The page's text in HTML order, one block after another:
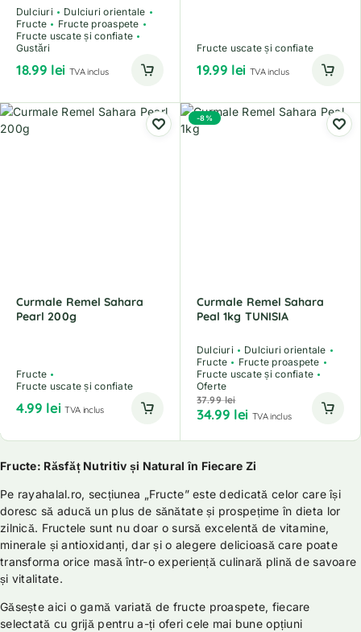
Dulciuri
Dulciuri orientale
Fructe
Fructe proaspete
Fructe uscate și confiate
Gustări
18.99 lei TVA inclus
Fructe uscate și confiate
19.99 lei TVA inclus
Curmale Remel Sahara
Pearl 200g
Fructe
Fructe uscate și confiate
4.99 lei TVA inclus
-8%
Curmale Remel Sahara
Peal 1kg TUNISIA
Dulciuri
Dulciuri orientale
Fructe
Fructe proaspete
Fructe uscate și confiate
Oferte
37.99lei
34.99 lei TVA inclus
Fructe: Răsfăț Nutritiv și Natural în Fiecare Zi
Pe rayahalal.ro, secțiunea „Fructe” este dedicată celor care își
doresc să aducă un plus de sănătate și prospețime în dieta lor
zilnică. Fructele sunt nu doar o sursă excelentă de vitamine,
minerale și antioxidanți, dar și o alegere delicioasă care poate
transforma orice masă într-o experiență culinară plină de savoare
și vitalitate.
Găsește aici o gamă variată de fructe proaspete, fiecare
selectată cu grijă pentru a-ți oferi cele mai bune opțiuni